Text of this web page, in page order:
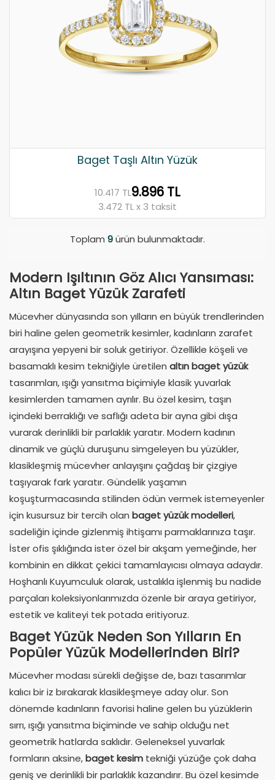
Baget Taşlı Altın Yüzük
10.417 TL9.896 TL
3.472 TL x 3 taksit
Toplam 9ürün bulunmaktadır.
Modern Işıltının Göz Alıcı Yansıması:
Altın Baget Yüzük Zarafeti
Mücevher dünyasında son yılların en büyük trendlerinden
biri haline gelen geometrik kesimler, kadınların zarafet
arayışına yepyeni bir soluk getiriyor. Özellikle köşeli ve
basamaklı kesim tekniğiyle üretilen altın baget yüzük
tasarımları, ışığı yansıtma biçimiyle klasik yuvarlak
kesimlerden tamamen ayrılır. Bu özel kesim, taşın
içindeki berraklığı ve saflığı adeta bir ayna gibi dışa
vurarak derinlikli bir parlaklık yaratır. Modern kadının
dinamik ve güçlü duruşunu simgeleyen bu yüzükler,
klasikleşmiş mücevher anlayışını çağdaş bir çizgiye
taşıyarak fark yaratır. Gündelik yaşamın
koşuşturmacasında stilinden ödün vermek istemeyenler
için kusursuz bir tercih olan baget yüzük modelleri,
sadeliğin içinde gizlenmiş ihtişamı parmaklarınıza taşır.
İster ofis şıklığında ister özel bir akşam yemeğinde, her
kombinin en dikkat çekici tamamlayıcısı olmaya adaydır.
Hoşhanlı Kuyumculuk olarak, ustalıkla işlenmiş bu nadide
parçaları koleksiyonlarımızda özenle bir araya getiriyor,
estetik ve kaliteyi tek potada eritiyoruz.
Baget Yüzük Neden Son Yılların En
Popüler Yüzük Modellerinden Biri?
Mücevher modası sürekli değişse de, bazı tasarımlar
kalıcı bir iz bırakarak klasikleşmeye aday olur. Son
dönemde kadınların favorisi haline gelen bu yüzüklerin
sırrı, ışığı yansıtma biçiminde ve sahip olduğu net
geometrik hatlarda saklıdır. Geleneksel yuvarlak
formların aksine,baget kesim tekniği yüzüğe çok daha
geniş ve derinlikli bir parlaklık kazandırır. Bu özel kesimde